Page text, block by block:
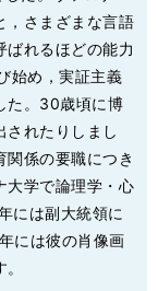
，さまざまな言語
ばれるほどの能力
始め，実証主義
た。30歳頃に博
されたりしまし
係の要職につき
大学で論理学・心
には副大統領に
には彼の肖像画